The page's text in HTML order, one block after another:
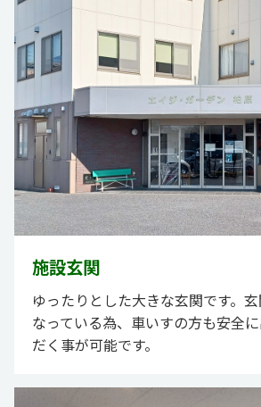
施設玄関
ゆったりとした大きな玄関です。
なっている為、車いすの方も安全
だく事が可能です。